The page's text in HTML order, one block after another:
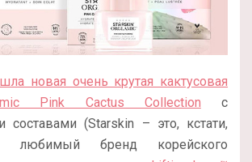
новая очень крутая кактусовая
Pink Cactus Collection с
составами (Starskin – это, кстати,
бренд корейского